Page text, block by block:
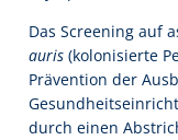
Das Screening auf
auris (kolonisierte
Prävention der
durch einen